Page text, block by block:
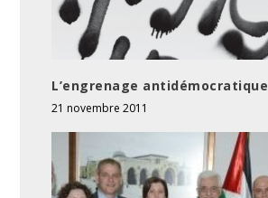
L’engrenage antidémocratique
21 novembre 2011